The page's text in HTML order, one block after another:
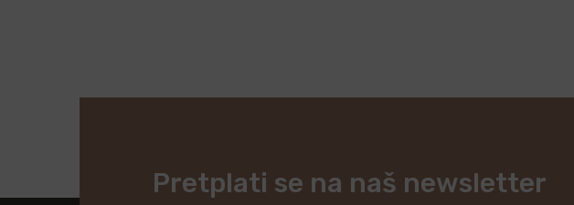
Pretplati se na naš newsletter